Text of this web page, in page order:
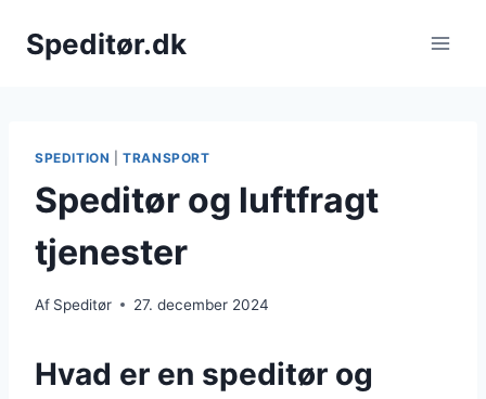
Speditør.dk
SPEDITION |TRANSPORT
Speditør og luftfragt
tjenester
Af Speditør 27. december 2024
Hvad er en speditør og